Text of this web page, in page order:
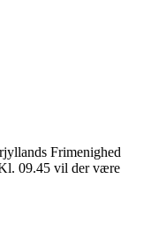
Frimenighed
09.45 vil der være